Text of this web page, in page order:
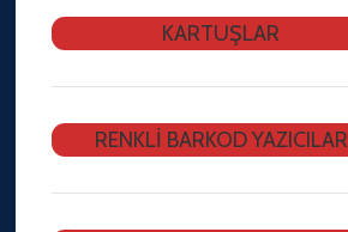
KARTUŞLAR
RENKLİ BARKOD YAZICILAR